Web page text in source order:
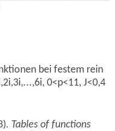
bei festem rein
0<p<11, J<0,4
Tables of functions